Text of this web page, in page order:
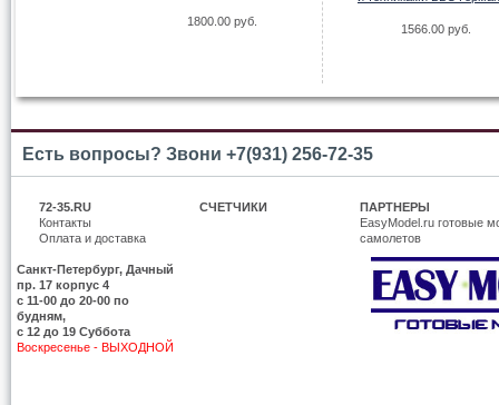
1800.00 руб.
1566.00 руб.
Есть вопросы? Звони +7(931) 256-72-35
72-35.RU
Контакты
Оплата и доставка
Санкт-Петербург, Дачный
пр. 17 корпус 4
c 11-00 до 20-00 по
будням,
с 12 до 19 Суббота
Воскресенье - ВЫХОДНОЙ
СЧЕТЧИКИ
ПАРТНЕРЫ
EasyModel.ru готовые
самолетов